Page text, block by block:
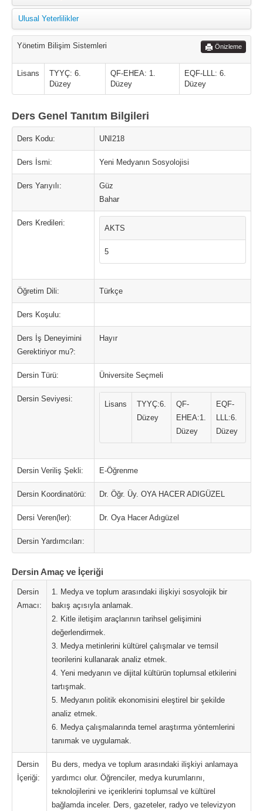
Ulusal Yeterlilikler
Yönetim Bilişim Sistemleri Önizleme
Lisans
TYYÇ: 6.
Düzey
QF-EHEA: 1.
Düzey
EQF-LLL: 6.
Düzey
Ders Genel Tanıtım Bilgileri
Ders Kodu: UNI218
Ders İsmi: Yeni Medyanın Sosyolojisi
Ders Yarıyılı:
Güz
Bahar
Ders Kredileri:
AKTS
5
Öğretim Dili: Türkçe
Ders Koşulu:
Ders İş Deneyimini
Gerektiriyor mu?:
Hayır
Dersin Türü: Üniversite Seçmeli
Dersin Seviyesi:
Lisans
TYYÇ:6.
Düzey
QF-
EHEA:1.
Düzey
EQF-
LLL:6.
Düzey
Dersin Veriliş Şekli: E-Öğrenme
Dersin Koordinatörü: Dr. Öğr. Üy. OYA HACER ADIGÜZEL
Dersi Veren(ler): Dr. Oya Hacer Adıgüzel
Dersin Yardımcıları:
Dersin Amaç ve İçeriği
Dersin
Amacı:
1. Medya ve toplum arasındaki ilişkiyi sosyolojik bir
bakış açısıyla anlamak.
2. Kitle iletişim araçlarının tarihsel gelişimini
değerlendirmek.
3. Medya metinlerini kültürel çalışmalar ve temsil
teorilerini kullanarak analiz etmek.
4. Yeni medyanın ve dijital kültürün toplumsal etkilerini
tartışmak.
5. Medyanın politik ekonomisini eleştirel bir şekilde
analiz etmek.
6. Medya çalışmalarında temel araştırma yöntemlerini
tanımak ve uygulamak.
Dersin
İçeriği:
Bu ders, medya ve toplum arasındaki ilişkiyi anlamaya
yardımcı olur. Öğrenciler, medya kurumlarını,
teknolojilerini ve içeriklerini toplumsal ve kültürel
bağlamda inceler. Ders, gazeteler, radyo ve televizyon